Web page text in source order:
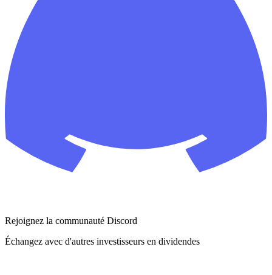
Rejoignez la communauté Discord
Échangez avec d'autres investisseurs en dividendes